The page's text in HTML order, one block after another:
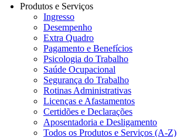
Produtos e Serviços
Ingresso
Desempenho
Extra Quadro
Pagamento e Benefícios
Psicologia do Trabalho
Saúde Ocupacional
Segurança do Trabalho
Rotinas Administrativas
Licenças e Afastamentos
Certidões e Declarações
Aposentadoria e Desligamento
Todos os Produtos e Serviços (A-Z)